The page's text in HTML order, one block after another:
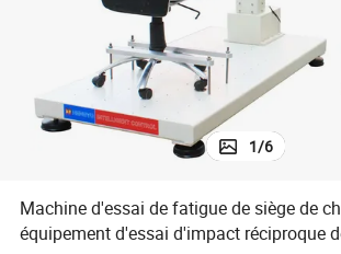
1/6
Machine d'essai de fatigue de siège de
équipement d'essai d'impact réciproque